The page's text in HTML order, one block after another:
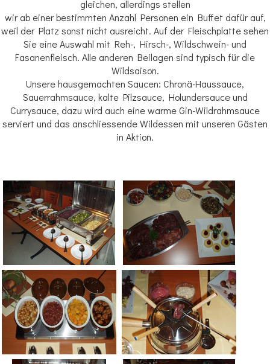
gleichen, allerdings stellen
wir ab einer bestimmten Anzahl Personen ein Buffet dafür auf,
weil der Platz sonst nicht ausreicht. Auf der Fleischplatte sehen
Sie eine Auswahl mit Reh-, Hirsch-, Wildschwein- und
Fasanenfleisch. Alle anderen Beilagen sind typisch für die
Wildsaison.
Unsere hausgemachten Saucen: Chronä-Haussauce,
Sauerrahmsauce, kalte Pilzsauce, Holundersauce und
Currysauce, dazu wird auch eine warme Gin-Wildrahmsauce
serviert und das anschliessende Wildessen mit unseren Gästen
in Aktion.